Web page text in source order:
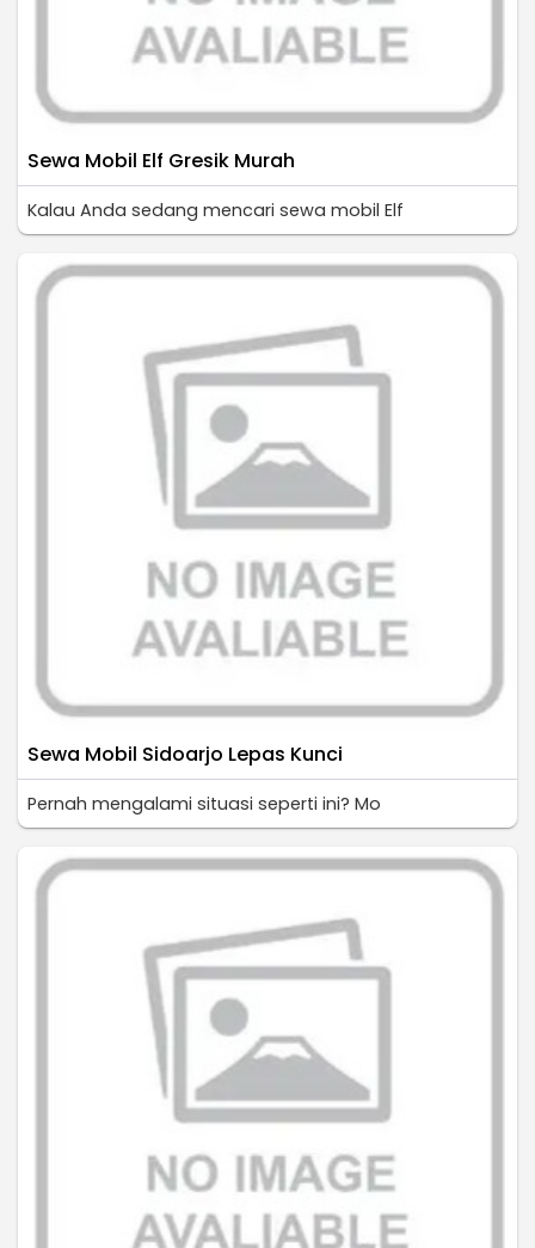
Sewa Mobil Elf Gresik Murah
Kalau Anda sedang mencari sewa mobil Elf
Sewa Mobil Sidoarjo Lepas Kunci
Pernah mengalami situasi seperti ini? Mo